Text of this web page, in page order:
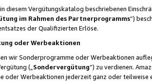
diesem Vergütungskatalog beschriebenen
im Rahmen des Partnerprogramms“)
der Qualifizierten Erlöse.
oder Werbeaktionen
wir Sonderprogramme oder Werbeaktionen
(„ Sondervergütung”) zu verdienen.
oder Werbeaktionen jederzeit ganz oder